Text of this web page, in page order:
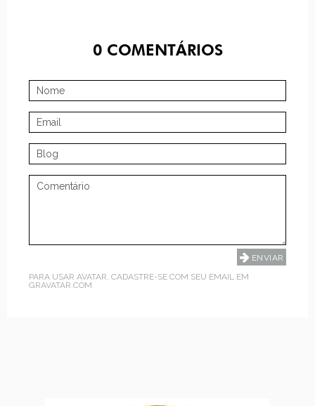
0COMENTÁRIOS
PARA USAR AVATAR, CADASTRE-SE COM SEU EMAIL EM
GRAVATAR.COM